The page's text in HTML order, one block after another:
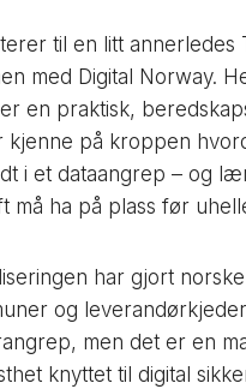
til en litt annerledes
med Digital Norway.
en praktisk,
kjenne på kroppen
i et dataangrep – og
må ha på plass før
har gjort
og
men det er en
knyttet til digital